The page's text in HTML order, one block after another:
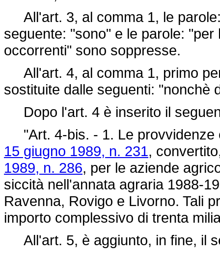
All'art. 3, al comma 1, le
seguente: "sono" e le parole:
occorrenti" sono soppresse.
All'art. 4, al comma 1, primo
sostituite dalle seguenti: "nonchè
Dopo l'art. 4 è inserito il
"Art. 4-bis. - 1. Le provvidenze
15 giugno 1989, n. 231,
1989, n. 286, per le aziende
siccità nell'annata agraria 1988-
Ravenna, Rovigo e Livorno. Tali
importo complessivo di trenta
All'art. 5, è aggiunto, in fine, il